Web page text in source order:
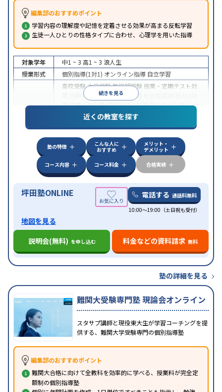
編集部のおすすめポイント
学習内容の理解度や記憶を定着させる効果が高まる反転学習
生徒一人ひとりの性格タイプに合わせ、心理学を用いた指導
続きを見る
対象学年 中1 ~ 3 高1 ~ 3 浪人生
授業形式
個別指導(1対1) オンライン指導 自立学習
高校受験大学受験医学部受験 授業・定期テスト対
内申点対策学習習慣の定着
策推薦入試対策学校別特化対策国公立大対策私大
共通テスト対策英検(英語検定)対策
その
特徴
中高一貫校生に対応授業の振替可能 不登校生に対
学習にPC・タブレットを利用オンライン対応
科目から受講可能季節講習のみの受講可発達障害
の子どもに対応
近くの教室を探す
塾の特徴
こんな人に
おすすめ
メリット・
デメリット
コース内容
コース料金 合格実績
坪田塾ONLINE 電話する 通話料無料
10:00～19:00（土日祝も受付）
地図を見る
説明会(無料) を申し込む 料金などの資料請求 無料
塾の詳細を見る
難関大受験専門塾 現論会オンライン
スタサプ講師と現役東大生が学習コーチングを提
供する、難関大学受験専門の個別指導塾
編集部のおすすめポイント
難関大合格に向けて全教科を効率的に学べる、授業料が完全定
額制の個別指導塾